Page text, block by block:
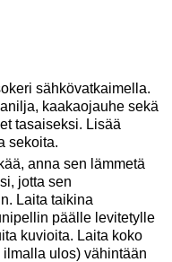
sähkövatkaimella.
kaakaojauhe sekä
tasaiseksi. Lisää
sekoita.
anna sen lämmetä
jotta sen
Laita taikina
päälle levitetylle
kuvioita. Laita koko
ulos) vähintään